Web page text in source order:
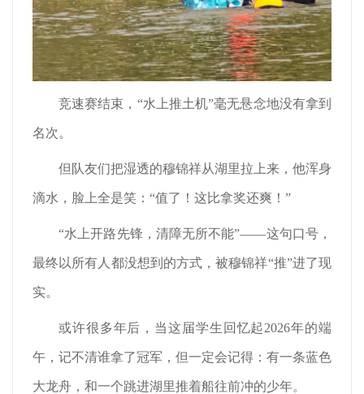
竞速赛结束，“水上推土机”毫无悬念地没有拿到
名次。
但队友们把湿透的穆锦祥从湖里拉上来，他浑身
滴水，脸上全是笑：“值了！这比拿奖还爽！”
“水上开路先锋，清障无所不能”——这句口号，
最终以所有人都没想到的方式，被穆锦祥“推”进了现
实。
或许很多年后，当这届学生回忆起2026年的端
午，记不清谁拿了冠军，但一定会记得：有一条蓝色
大龙舟，和一个跳进湖里推着船往前冲的少年。